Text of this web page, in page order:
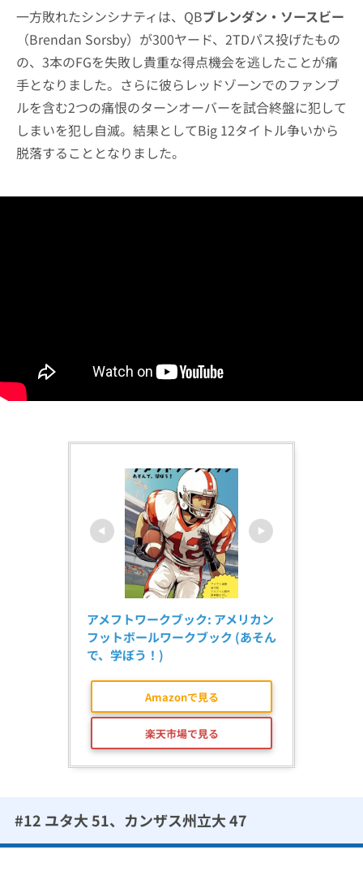
一方敗れたシンシナティは、QBブレンダン・ソースビー
（Brendan Sorsby）が300ヤード、2TDパス投げたもの
の、3本のFGを失敗し貴重な得点機会を逃したことが痛
手となりました。さらに彼らレッドゾーンでのファンブ
ルを含む2つの痛恨のターンオーバーを試合終盤に犯して
しまいを犯し自滅。結果としてBig 12タイトル争いから
脱落することとなりました。
アメフトワークブック: アメリカン
フットボールワークブック (あそん
で、学ぼう！)
Amazonで見る
楽天市場で見る
#12 ユタ大 51、カンザス州立大 47